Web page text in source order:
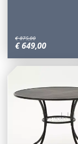
€ 875,00
€649,00